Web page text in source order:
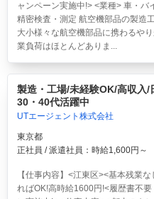
ャンペーン実施中!> <業種> 車・
精密検査・測定 航空機部品の製造
大小様々な航空機部品に携わるや
業負荷はほとんどありま...
製造・工場/未経験OK/高収入/
30・40代活躍中
UTエージェント株式会社
東京都
正社員 / 派遣社員：時給1,600円～
【仕事内容】<江東区><基本残業
ればOK!高時給1600円!<履歴書不